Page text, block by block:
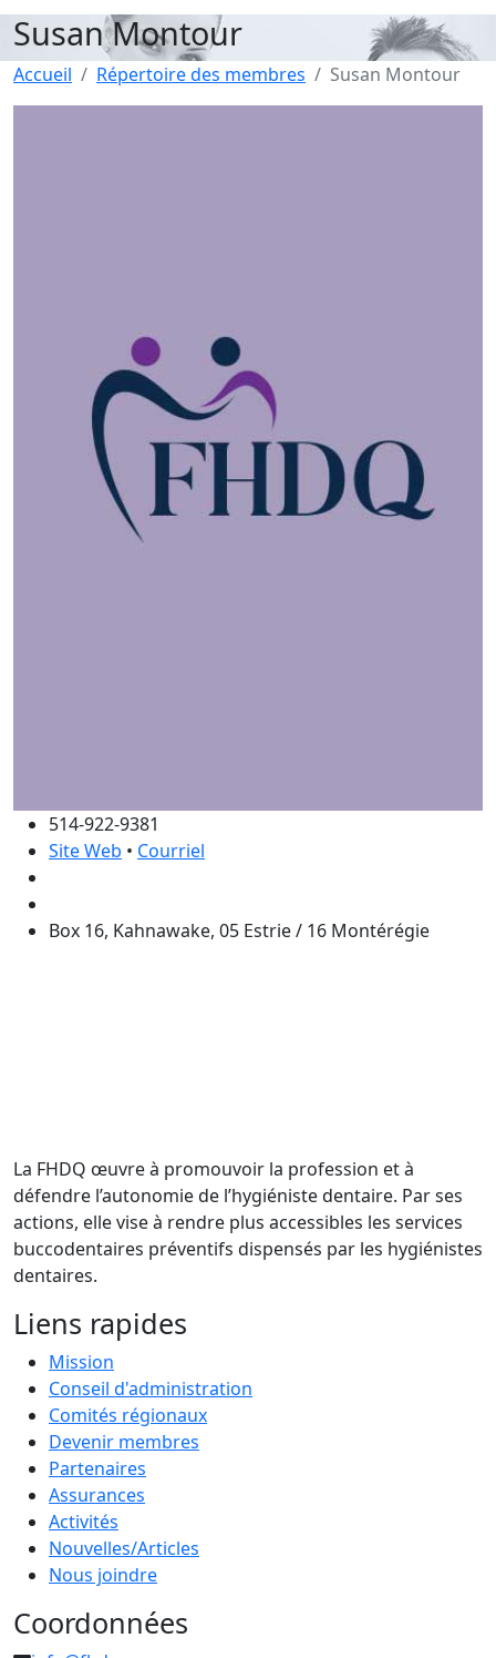
Susan Montour
Accueil Répertoire des membres Susan Montour
514-922-9381
Site Web • Courriel
Box 16, Kahnawake, 05 Estrie / 16 Montérégie
La FHDQ œuvre à promouvoir la profession et à
défendre l’autonomie de l’hygiéniste dentaire. Par ses
actions, elle vise à rendre plus accessibles les services
buccodentaires préventifs dispensés par les hygiénistes
dentaires.
Liens rapides
Mission
Conseil d'administration
Comités régionaux
Devenir membres
Partenaires
Assurances
Activités
Nouvelles/Articles
Nous joindre
Coordonnées